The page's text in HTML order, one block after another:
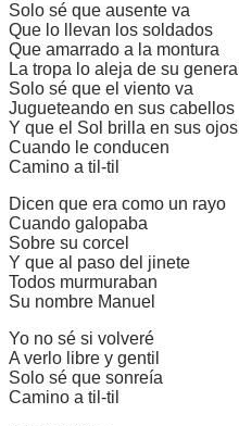
Solo sé que ausente va
Que lo llevan los soldados
Que amarrado a la montura
La tropa lo aleja de su general
Solo sé que el viento va
Jugueteando en sus cabellos
Y que el Sol brilla en sus ojos
Cuando le conducen
Camino a til-til
Dicen que era como un rayo
Cuando galopaba
Sobre su corcel
Y que al paso del jinete
Todos murmuraban
Su nombre Manuel
Yo no sé si volveré
A verlo libre y gentil
Solo sé que sonreía
Camino a til-til